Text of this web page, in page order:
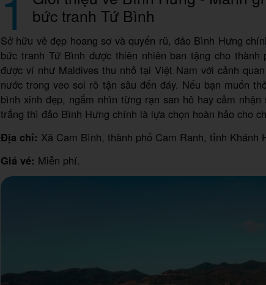
bức tranh Tứ Bình
Sở hữu vẻ đẹp hoang sơ và quyến rũ, đảo Bình Hưng
bức tranh Tứ Bình được thiên nhiên ban tặng cho thành
được ví như Maldives thu nhỏ tại Việt Nam với cảnh
nước trong veo soi rõ tận sâu đến đáy. Nếu bạn muốn
bình xinh đẹp, ngắm nhìn từng rạn san hô hay cảm
trắng thì đảo Bình Hưng chính là lựa chọn hoàn hảo cho
Địa chỉ: Xã Cam Bình, thành phố Cam Ranh, tỉnh Khánh
Giá vé: Miễn phí.